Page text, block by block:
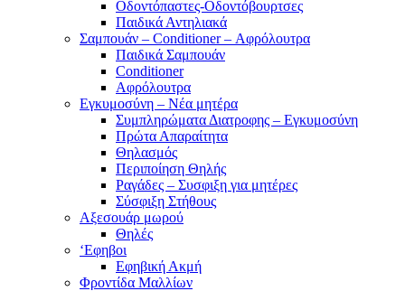
Οδοντόπαστες-Οδοντόβουρτσες
Παιδικά Αντηλιακά
Σαμπουάν – Conditioner – Αφρόλουτρα
Παιδικά Σαμπουάν
Conditioner
Αφρόλουτρα
Εγκυμοσύνη – Νέα μητέρα
Συμπληρώματα Διατροφης – Εγκυμοσύνη
Πρώτα Απαραίτητα
Θηλασμός
Περιποίηση Θηλής
Ραγάδες – Συσφιξη για μητέρες
Σύσφιξη Στήθους
Αξεσουάρ μωρού
Θηλές
‘Εφηβοι
Εφηβική Ακμή
Φροντίδα Μαλλίων